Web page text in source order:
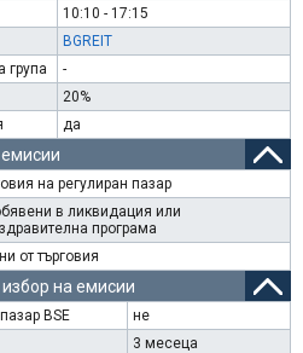
10:10 - 17:15
BGREIT
група
-
20%
да
на регулиран пазар
в ликвидация или
програма
от търговия
на емисии
BSE
не
3 месеца